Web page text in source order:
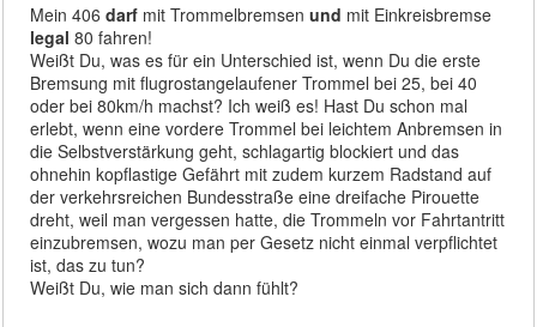
Mein 406darf mit Trommelbremsenund mit Einkreisbremse
legal 80 fahren!
Weißt Du, was es für ein Unterschied ist, wenn Du die erste
Bremsung mit flugrostangelaufener Trommel bei 25, bei 40
oder bei 80km/h machst? Ich weiß es! Hast Du schon mal
erlebt, wenn eine vordere Trommel bei leichtem Anbremsen in
die Selbstverstärkung geht, schlagartig blockiert und das
ohnehin kopflastige Gefährt mit zudem kurzem Radstand auf
der verkehrsreichen Bundesstraße eine dreifache Pirouette
dreht, weil man vergessen hatte, die Trommeln vor Fahrtantritt
einzubremsen, wozu man per Gesetz nicht einmal verpflichtet
ist, das zu tun?
Weißt Du, wie man sich dann fühlt?